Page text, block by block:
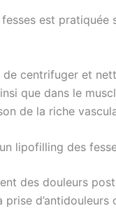
est pratiquée
centrifuger et
que dans le
de la riche
lipofilling des
des douleurs